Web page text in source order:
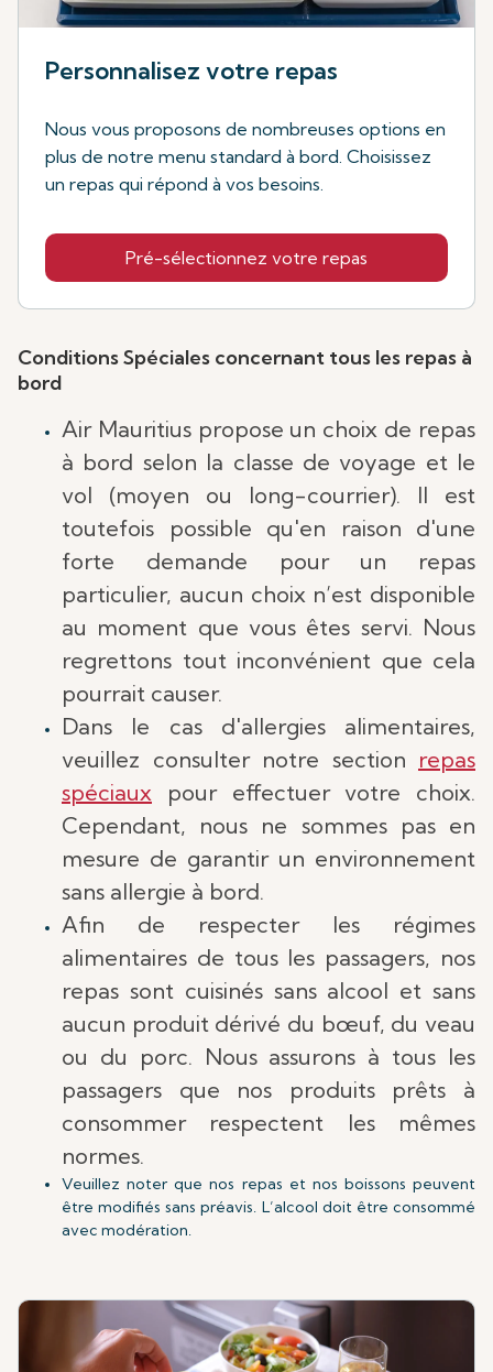
Personnalisez votre repas
Nous vous proposons de nombreuses options en
plus de notre menu standard à bord. Choisissez
un repas qui répond à vos besoins.
Pré-sélectionnez votre repas
Conditions Spéciales concernant tous les repas à
bord
Air Mauritius propose un choix de repas
à bord selon la classe de voyage et le
vol (moyen ou long-courrier). Il est
toutefois possible qu'en raison d'une
forte demande pour un repas
particulier, aucun choix n’est disponible
au moment que vous êtes servi. Nous
regrettons tout inconvénient que cela
pourrait causer.
Dans le cas d'allergies alimentaires,
veuillez consulter notre section repas
spéciaux pour effectuer votre choix.
Cependant, nous ne sommes pas en
mesure de garantir un environnement
sans allergie à bord.
Afin de respecter les régimes
alimentaires de tous les passagers, nos
repas sont cuisinés sans alcool et sans
aucun produit dérivé du bœuf, du veau
ou du porc. Nous assurons à tous les
passagers que nos produits prêts à
consommer respectent les mêmes
normes.
Veuillez noter que nos repas et nos boissons peuvent
être modifiés sans préavis. L’alcool doit être consommé
avec modération.